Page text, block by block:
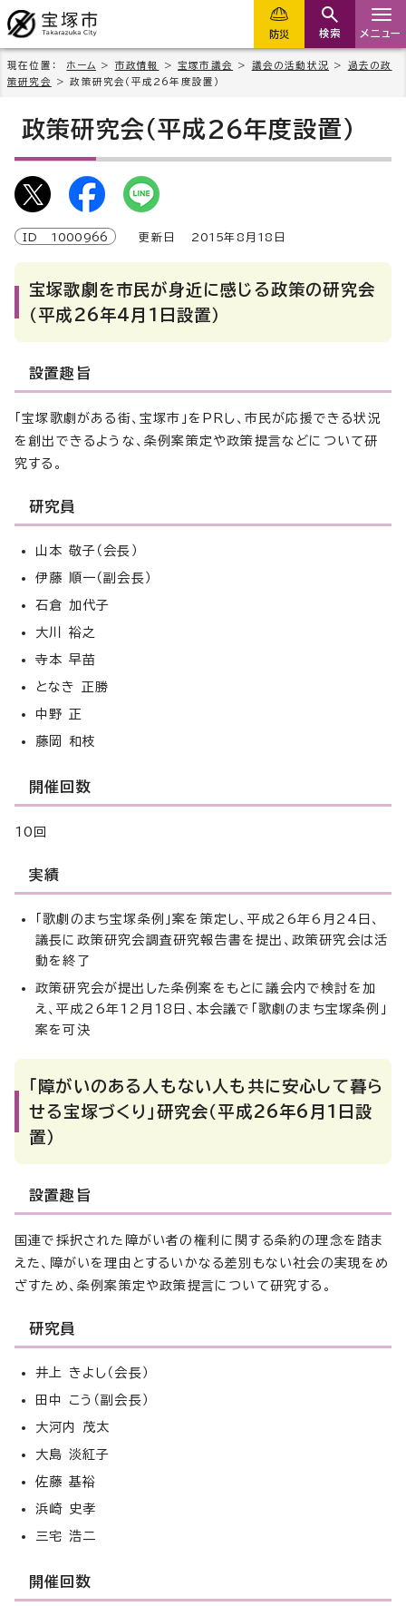
防災 検索 メニュー
現在位置： ホーム > 市政情報 >宝塚市議会 > 議会の活動状況 > 過去の政
策研究会
> 政策研究会（平成26年度設置）
政策研究会（平成26年度設置）
ID 1000966 更新日 2015年8月 18 日
宝塚歌劇を市民が身近に感じる政策の研究会
（平成26年4月1日設置）
設置趣旨
「宝塚歌劇がある街、宝塚市」をPRし、市民が応援できる状況
を創出できるような、条例案策定や政策提言などについて研
究する。
研究員
山本 敬子（会長）
伊藤 順一（副会長）
石倉 加代子
大川 裕之
寺本 早苗
となき 正勝
中野 正
藤岡 和枝
開催回数
10回
実績
「歌劇のまち宝塚条例」案を策定し、平成26年6月24日、
議長に政策研究会調査研究報告書を提出、政策研究会は活
動を終了
政策研究会が提出した条例案をもとに議会内で検討を加
え、平成26年12月18日、本会議で「歌劇のまち宝塚条例」
案を可決
「障がいのある人もない人も共に安心して暮ら
せる宝塚づくり」研究会（平成26年6月1日設
置）
設置趣旨
国連で採択された障がい者の権利に関する条約の理念を踏ま
えた、障がいを理由とするいかなる差別もない社会の実現をめ
ざすため、条例案策定や政策提言について研究する。
研究員
井上 きよし（会長）
田中 こう（副会長）
大河内 茂太
大島 淡紅子
佐藤 基裕
浜崎 史孝
三宅 浩二
開催回数